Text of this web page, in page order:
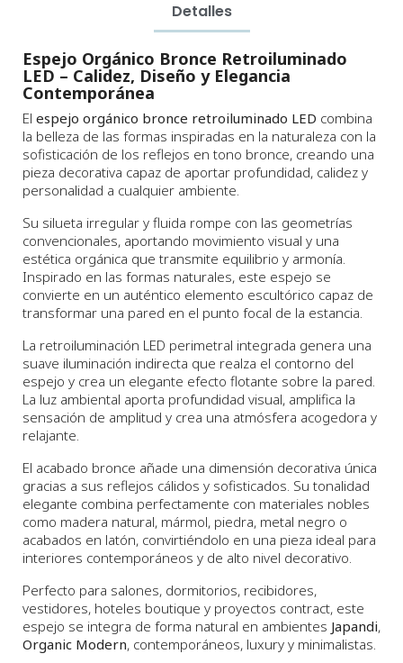
Detalles
Espejo Orgánico Bronce Retroiluminado
LED – Calidez, Diseño y Elegancia
Contemporánea
El espejo orgánico bronce retroiluminado LED combina
la belleza de las formas inspiradas en la naturaleza con la
sofisticación de los reflejos en tono bronce, creando una
pieza decorativa capaz de aportar profundidad, calidez y
personalidad a cualquier ambiente.
Su silueta irregular y fluida rompe con las geometrías
convencionales, aportando movimiento visual y una
estética orgánica que transmite equilibrio y armonía.
Inspirado en las formas naturales, este espejo se
convierte en un auténtico elemento escultórico capaz de
transformar una pared en el punto focal de la estancia.
La retroiluminación LED perimetral integrada genera una
suave iluminación indirecta que realza el contorno del
espejo y crea un elegante efecto flotante sobre la pared.
La luz ambiental aporta profundidad visual, amplifica la
sensación de amplitud y crea una atmósfera acogedora y
relajante.
El acabado bronce añade una dimensión decorativa única
gracias a sus reflejos cálidos y sofisticados. Su tonalidad
elegante combina perfectamente con materiales nobles
como madera natural, mármol, piedra, metal negro o
acabados en latón, convirtiéndolo en una pieza ideal para
interiores contemporáneos y de alto nivel decorativo.
Perfecto para salones, dormitorios, recibidores,
vestidores, hoteles boutique y proyectos contract, este
espejo se integra de forma natural en ambientes Japandi,
Organic Modern, contemporáneos, luxury y minimalistas.